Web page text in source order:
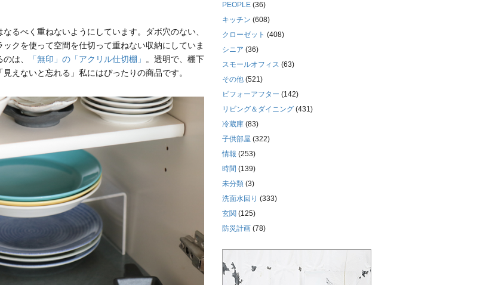
るべく重ねないようにしています。ダボ穴のない、
クを使って空間を仕切って重ねない収納にしていま
は、
「無印」の「アクリル仕切棚」 。透明で、棚下
えないと忘れる」私にはぴったりの商品です。
PEOPLE (36)
キッチン (608)
クローゼット (408)
シニア (36)
スモールオフィス (63)
その他 (521)
ビフォーアフター (142)
リビング＆ダイニング (431)
冷蔵庫 (83)
子供部屋 (322)
情報 (253)
時間 (139)
未分類 (3)
洗面水回り (333)
玄関 (125)
防災計画 (78)